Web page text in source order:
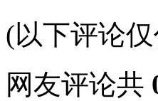
(以下评论
网友评论共